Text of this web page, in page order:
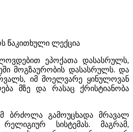
წაკითხული ლექცია
ეპოქათა დასასრულს,
მოგზაურობის დასასრულს. და
იმ მოელვარე ყინულოვან
მზე და რასაც ქრისტიანობა
ბრძოლა გამოუცხადა მრავალ
სისტემას. მაგრამ,